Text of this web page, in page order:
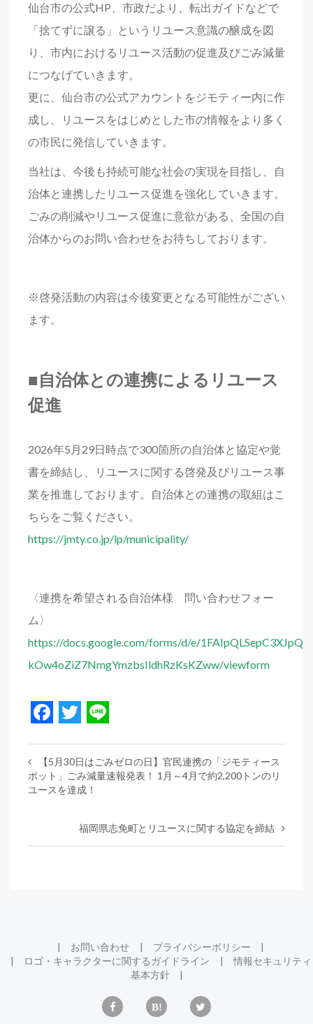
仙台市の公式HP、市政だより、転出ガイドなどで
「捨てずに譲る」というリユース意識の醸成を図
り、市内におけるリユース活動の促進及びごみ減量
につなげていきます。
更に、仙台市の公式アカウントをジモティー内に作
成し、リユースをはじめとした市の情報をより多く
の市民に発信していきます。
当社は、今後も持続可能な社会の実現を目指し、自
治体と連携したリユース促進を強化していきます。
ごみの削減やリユース促進に意欲がある、全国の自
治体からのお問い合わせをお待ちしております。
※啓発活動の内容は今後変更となる可能性がござい
ます。
■自治体との連携によるリユース
促進
2026年5月29日時点で300箇所の自治体と協定や覚
書を締結し、リユースに関する啓発及びリユース事
業を推進しております。自治体との連携の取組はこ
ちらをご覧ください。
https://jmty.co.jp/lp/municipality/
〈連携を希望される自治体様 問い合わせフォー
ム〉
https://docs.google.com/forms/d/e/
kOw4oZiZ7NmgYmzbsIldhRzKsKZww/viewform
Facebook
Twitter
【5月30日はごみゼロの日】官民連携の「ジモティース
ポット」ごみ減量速報発表！ 1月～4月で約2,200トンのリ
ユースを達成！
福岡県志免町とリユースに関する協定を締結
お問い合わせ
プライバシーポリシー
ロゴ・キャラクターに関するガイドライン
情報セキュリティ
基本方針